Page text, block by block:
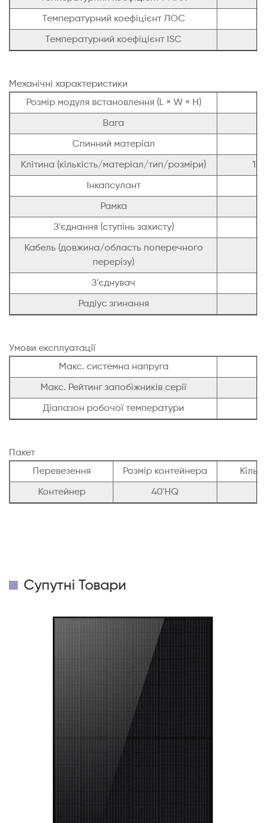
Температурний коефіцієнт ЛОС
Температурний коефіцієнт ISC
Механічні характеристики
Розмір модуля встановлення (L × W × H)
Вага
Спинний матеріал
Клітина (кількість/матеріал/тип/розміри)
Інкапсулант
Рамка
З'єднання (ступінь захисту)
Кабель (довжина/область поперечного
перерізу)
З'єднувач
Радіус згинання
Умови експлуатації
Макс. системна напруга
Макс. Рейтинг запобіжників серії
Діапазон робочої температури
Пакет
Перевезення
Розмір контейнера
Контейнер 40'HQ
Супутні Товари